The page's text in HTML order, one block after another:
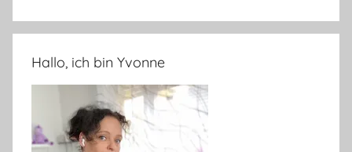
Hallo, ich bin Yvonne